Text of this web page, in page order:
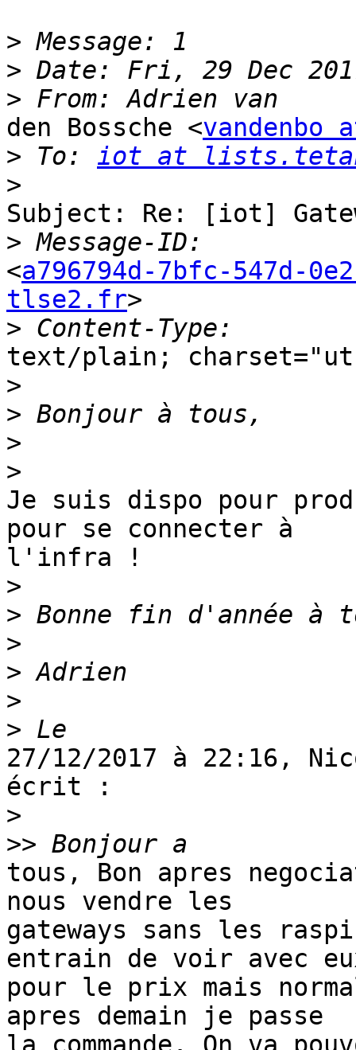
>
>
>
den Bossche <
> To: iot at
>
Subject: Re: [iot]
>
<a796794d-7bfc-547d-
tlse2.fr>
>
text/plain;
>
>
>
>
Je suis dispo pour
pour se connecter à
l'infra !
>
>
>
>
>
>
27/12/2017 à 22:16,
écrit :
>
>>
tous, Bon apres
nous vendre les
gateways sans les
entrain de voir avec
pour le prix mais
apres demain je passe